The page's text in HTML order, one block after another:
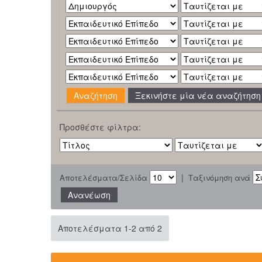
Ξεκινήστε μία νέα αναζήτηση
Προσθέστε φίλτρα:
Αποτελέσματα/Σελίδα | Ταξινόμηση ανά
Αποτελέσματα 1-2 από 2